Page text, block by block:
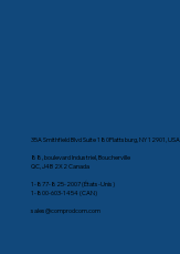
35A Smithfield Blvd Suite 180Plattsburg, NY 12901, USA
88, boulevard Industriel, Boucherville
QC, J4B 2X2 Canada
1-877-825-2007 (États-Unis)
1-800-603-1454 (CAN)
sales@comprodcom.com